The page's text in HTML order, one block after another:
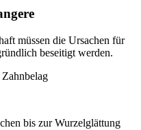
müssen die Ursachen für
beseitigt werden.
bis zur Wurzelglättung